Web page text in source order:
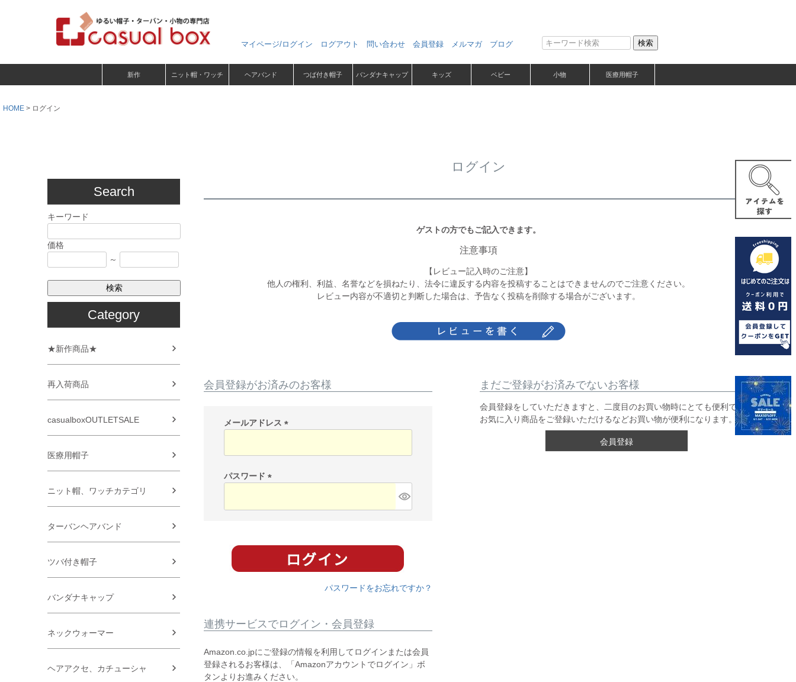
マイページ/ログイン ログアウト 問い合わせ 会員登録 メルマガ ブログ 検索
新作 ニット帽・ワッチ ヘアバンド つば付き帽子 バンダナキャップ キッズ ベビー 小物 医療用帽子
HOME ログイン
Search
キーワード
価格
～
検索
Category
★新作商品★
再入荷商品
casualboxOUTLETSALE
医療用帽子
ニット帽、ワッチカテゴリ
ターバンヘアバンド
ツバ付き帽子
バンダナキャップ
ネックウォーマー
ヘアアクセ、カチューシャ
ログイン
ゲストの方でもご記入できます。
注意事項
【レビュー記入時のご注意】
他人の権利、利益、名誉などを損ねたり、法令に違反する内容を投稿することはできませんのでご注意ください。
レビュー内容が不適切と判断した場合は、予告なく投稿を削除する場合がございます。
会員登録がお済みのお客様
メールアドレス
パスワード
パスワードをお忘れですか？
連携サービスでログイン・会員登録
Amazon.co.jpにご登録の情報を利用してログインまたは会員
登録されるお客様は、「Amazonアカウントでログイン」ボ
タンよりお進みください。
まだご登録がお済みでないお客様
会員登録をしていただきますと、二度目のお買い物時にとても便利です。
お気に入り商品をご登録いただけるなどお買い物が便利になります。
会員登録